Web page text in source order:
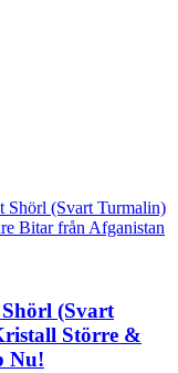
(Svart
Större &
Nu!